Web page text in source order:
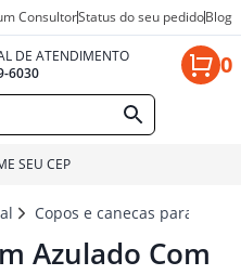
ConsultorStatus do seu pedidoBlog
DE ATENDIMENTO
6030
0
SEU CEP
Copos e canecas para
Azulado Com